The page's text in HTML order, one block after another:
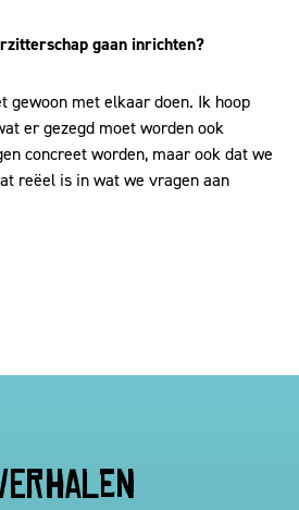
gaan inrichten?
gewoon met elkaar doen. Ik hoop
er gezegd moet worden ook
concreet worden, maar ook dat we
reëel is in wat we vragen aan